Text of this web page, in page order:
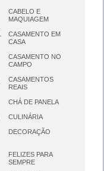
CABELO E
MAQUIAGEM
CASAMENTO EM
CASA
CASAMENTO NO
CAMPO
CASAMENTOS
REAIS
CHÁ DE PANELA
CULINÁRIA
DECORAÇÃO
FELIZES PARA
SEMPRE